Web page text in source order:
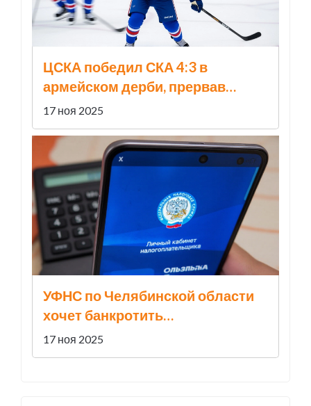
ЦСКА победил СКА 4:3 в
армейском дерби, прервав
серию поражений в Санкт-
Петербурге
17 ноя 2025
УФНС по Челябинской области
хочет банкротить
«Новаполимер» за 723,5 млн
рублей долга
17 ноя 2025